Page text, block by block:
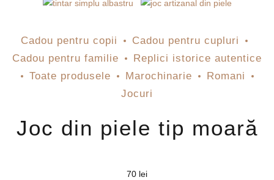
Cadou pentru copii
Cadou pentru cupluri
Cadou pentru familie
Replici istorice autentice
Toate produsele
Marochinarie
Romani
Jocuri
Joc din piele tip moară
70 lei